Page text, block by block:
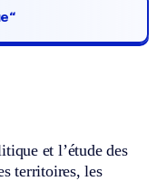
et l’étude des
territoires, les